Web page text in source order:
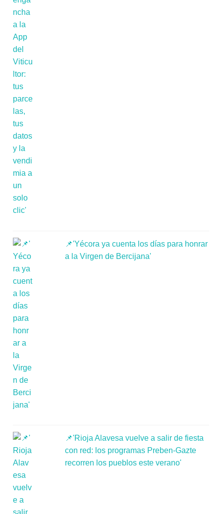
📌'Yécora ya cuenta los días para honrar
a la Virgen de Bercijana'
📌'Rioja Alavesa vuelve a salir de fiesta
con red: los programas Preben-Gazte
recorren los pueblos este verano'